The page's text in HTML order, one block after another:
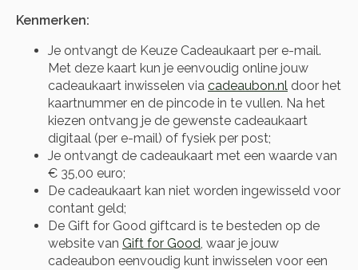
Kenmerken:
Je ontvangt de Keuze Cadeaukaart per e-mail.
Met deze kaart kun je eenvoudig online jouw
cadeaukaart inwisselen via cadeaubon.nl door het
kaartnummer en de pincode in te vullen. Na het
kiezen ontvang je de gewenste cadeaukaart
digitaal (per e-mail) of fysiek per post;
Je ontvangt de cadeaukaart met een waarde van
€ 35,00 euro;
De cadeaukaart kan niet worden ingewisseld voor
contant geld;
De Gift for Good giftcard is te besteden op de
website van Gift for Good, waar je jouw
cadeaubon eenvoudig kunt inwisselen voor een